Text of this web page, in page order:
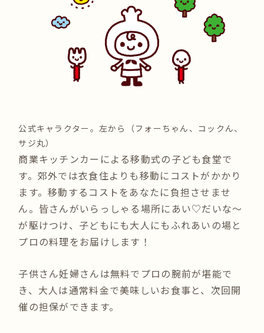
公式キャラクター。左から（フォーちゃん、コックん、
サジ丸）
商業キッチンカーによる移動式の子ども食堂で
す。郊外では衣食住よりも移動にコストがかかり
ます。移動するコストをあなたに負担させませ
ん。皆さんがいらっしゃる場所にあい♡だいな〜
が駆けつけ、子どもにも大人にもふれあいの場と
プロの料理をお届けします！
子供さん妊婦さんは無料でプロの腕前が堪能で
き、大人は通常料金で美味しいお食事と、次回開
催の担保ができます。